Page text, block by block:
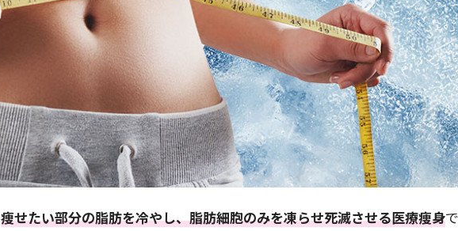
痩せたい部分の脂肪を冷やし、脂肪細胞のみを凍らせ死滅させる医療痩身で